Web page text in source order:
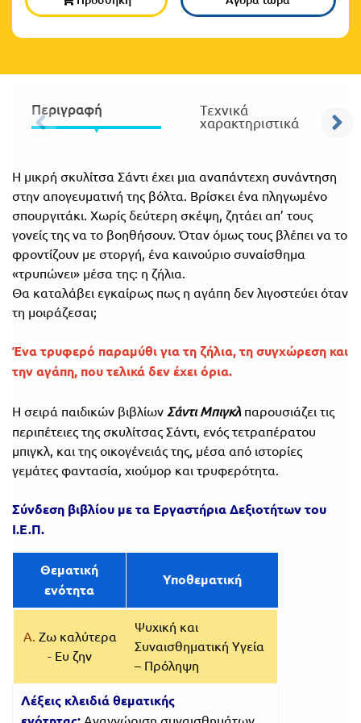
Πανελλήνιοι
Επιτραπέζια
Ε.ΠΑΛ.
το
Περιγραφή Τεχνικά
χαρακτηριστικά
Η μικρή σκυλίτσα Σάντι έχει μια αναπάντεχη συνάντηση
στην απογευματινή της βόλτα. Βρίσκει ένα πληγωμένο
σπουργιτάκι. Χωρίς δεύτερη σκέψη, ζητάει απ’ τους
γονείς της να το βοηθήσουν. Όταν όμως τους βλέπει να το
φροντίζουν με στοργή, ένα καινούριο συναίσθημα
«τρυπώνει» μέσα της: η ζήλια.
Θα καταλάβει εγκαίρως πως η αγάπη δεν λιγοστεύει όταν
τη μοιράζεσαι;
Ένα τρυφερό παραμύθι για τη ζήλια, τη συγχώρεση και
την αγάπη, που τελικά δεν έχει όρια.
Η σειρά παιδικών βιβλίων Σάντι Μπιγκλ παρουσιάζει τις
περιπέτειες της σκυλίτσας Σάντι, ενός τετραπέρατου
μπιγκλ, και της οικογένειάς της, μέσα από ιστορίες
γεμάτες φαντασία, χιούμορ και τρυφερότητα.
Σύνδεση βιβλίου με τα Εργαστήρια Δεξιοτήτων του
Ι.Ε.Π.
Θεματική
ενότητα
Υποθεματική
Α. Ζω καλύτερα
- Ευ ζην
Ψυχική και
Συναισθηματική Υγεία
– Πρόληψη
Λέξεις κλειδιά θεματικής
Αναγνώριση συναισθημάτων,